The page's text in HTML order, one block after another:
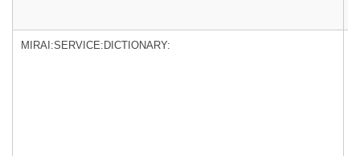
MIRAI:SERVICE:DICTIONARY: